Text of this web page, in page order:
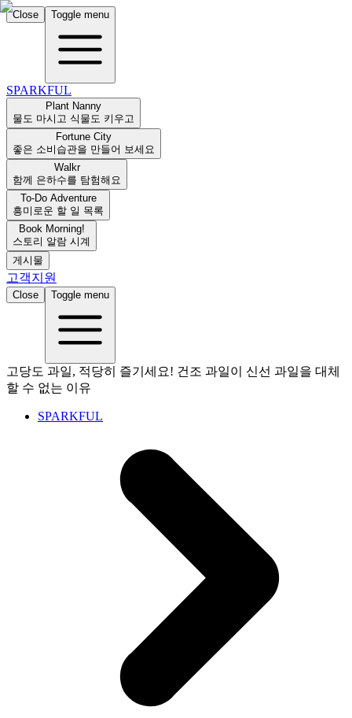
Close Toggle menu
SPARKFUL
Plant Nanny
물도 마시고 식물도 키우고
Fortune City
좋은 소비습관을 만들어 보세요
Walkr
함께 은하수를 탐험해요
To-Do Adventure
흥미로운 할 일 목록
Book Morning!
스토리 알람 시계
게시물
고객지원
Close Toggle menu
고당도 과일, 적당히 즐기세요! 건조 과일이 신선 과일을 대체
할 수 없는 이유
SPARKFUL